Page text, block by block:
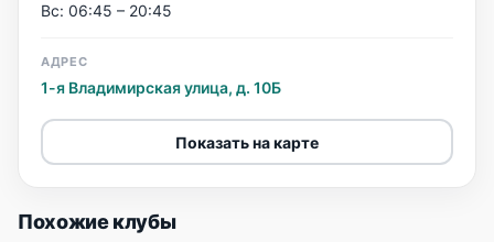
Вс: 06:45 – 20:45
АДРЕС
1-я Владимирская улица, д. 10Б
Показать на карте
Похожие клубы